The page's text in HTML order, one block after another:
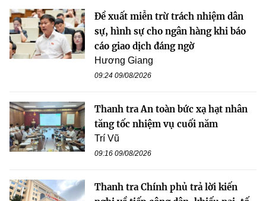
Đề xuất miễn trừ trách nhiệm dân
sự, hình sự cho ngân hàng khi báo
cáo giao dịch đáng ngờ
Hương Giang
09:24 09/08/2026
Thanh tra An toàn bức xạ hạt nhân
tăng tốc nhiệm vụ cuối năm
Trí Vũ
09:16 09/08/2026
Thanh tra Chính phủ trả lời kiến